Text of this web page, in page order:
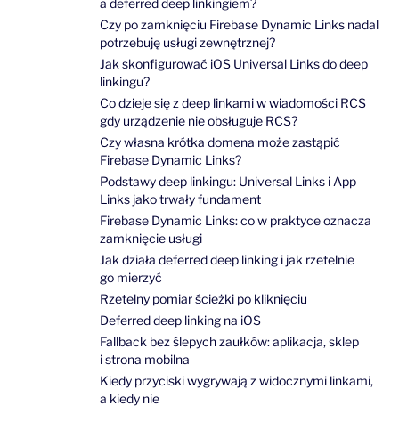
a deferred deep linkingiem?
Czy po zamknięciu Firebase Dynamic Links nadal
potrzebuję usługi zewnętrznej?
Jak skonfigurować iOS Universal Links do deep
linkingu?
Co dzieje się z deep linkami w wiadomości RCS
gdy urządzenie nie obsługuje RCS?
Czy własna krótka domena może zastąpić
Firebase Dynamic Links?
Podstawy deep linkingu: Universal Links i App
Links jako trwały fundament
Firebase Dynamic Links: co w praktyce oznacza
zamknięcie usługi
Jak działa deferred deep linking i jak rzetelnie
go mierzyć
Rzetelny pomiar ścieżki po kliknięciu
Deferred deep linking na iOS
Fallback bez ślepych zaułków: aplikacja, sklep
i strona mobilna
Kiedy przyciski wygrywają z widocznymi linkami,
a kiedy nie